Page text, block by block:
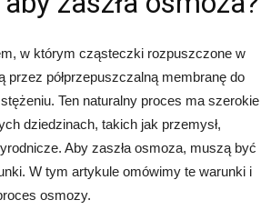
w którym cząsteczki rozpuszczone w
przez półprzepuszczalną membranę do
Ten naturalny proces ma szerokie
dziedzinach, takich jak przemysł,
Aby zaszła osmoza, muszą być
W tym artykule omówimy te warunki i
osmozy.